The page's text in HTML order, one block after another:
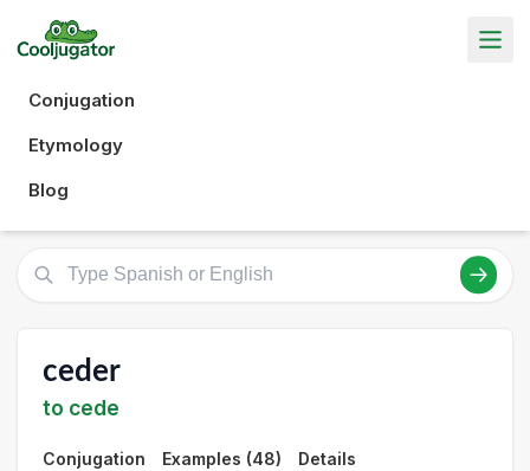
Conjugation
Etymology
Blog
ceder
to cede
Conjugation Examples (48) Details